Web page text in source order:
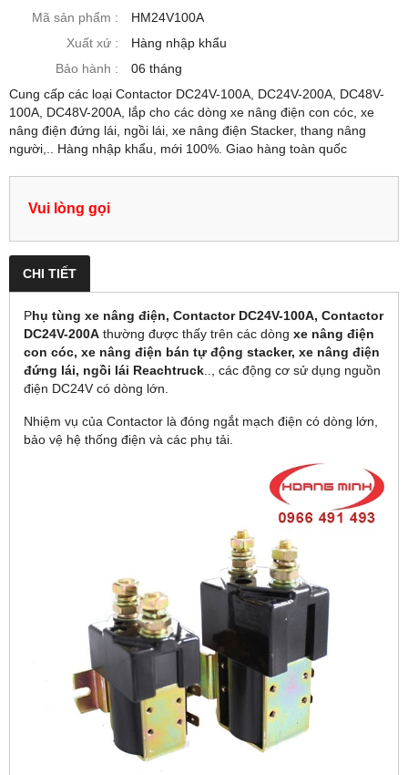
Mã sản phẩm :
HM24V100A
Xuất xứ :
Hàng nhập khẩu
Bảo hành :
06 tháng
Cung cấp các loại Contactor DC24V-100A, DC24V-200A, DC48V-
100A, DC48V-200A, lắp cho các dòng xe nâng điện con cóc, xe
nâng điện đứng lái, ngồi lái, xe nâng điện Stacker, thang nâng
người,.. Hàng nhập khẩu, mới 100%. Giao hàng toàn quốc
Vui lòng gọi
CHI TIẾT
Phụ tùng xe nâng điện, Contactor DC24V-100A, Contactor
DC24V-200A thường được thấy trên các dòng xe nâng điện
con cóc, xe nâng điện bán tự động stacker, xe nâng điện
đứng lái, ngồi lái Reachtruck.., các động cơ sử dụng nguồn
điện DC24V có dòng lớn.
Nhiệm vụ của Contactor là đóng ngắt mạch điện có dòng lớn,
bảo vệ hệ thống điện và các phụ tải.